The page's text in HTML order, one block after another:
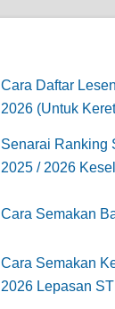
Cara Daftar
2026 (Untuk
Senarai Ranking
2025 / 2026
Cara Semakan
Cara Semakan
2026 Lepasan